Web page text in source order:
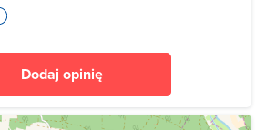
Dodaj opinię